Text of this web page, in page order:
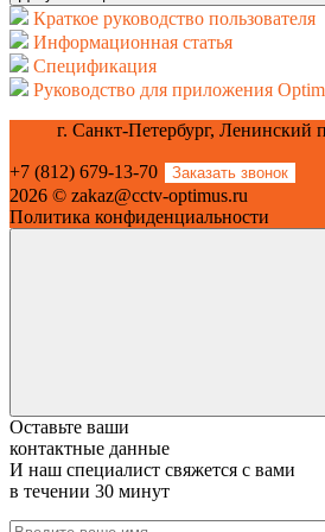
Краткое руководство пользователя
Информационная статья
Спецификация
Руководство для приложения
г. Санкт-Петербург, Ленинский
+7 (812) 679-13-70 Заказать звонок
2026 © zakaz@cctv-optimus.ru
Политика конфиденциальности
Оставьте ваши
контактные данные
И наш специалист свяжется с вами
в течении 30 минут